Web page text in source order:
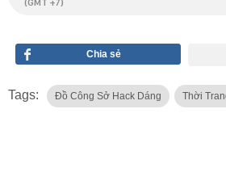
Chia sẻ
Tags: Đồ Công Sở Hack Dáng Thời